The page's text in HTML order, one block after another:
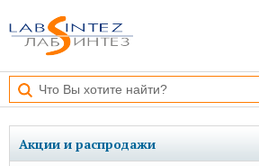
Акции и распродажи